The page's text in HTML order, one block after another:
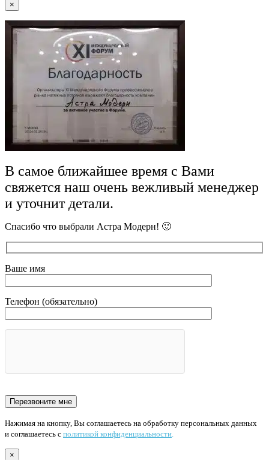
×
В самое ближайшее время с Вами
свяжется наш очень вежливый менеджер
и уточнит детали.
Спасибо что выбрали Астра Модерн! 🙂
Ваше имя
Телефон (обязательно)
Нажимая на кнопку, Вы соглашаетесь на обработку персональных данных
и соглашаетесь с политикой конфиденциальности
×